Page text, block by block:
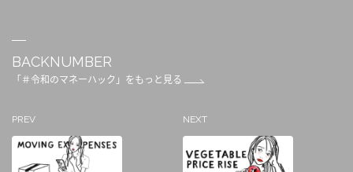
BACKNUMBER
「＃令和のマネーハック」をもっと見る
PREV NEXT